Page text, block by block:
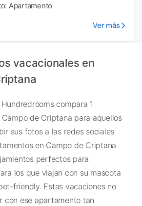
Apartamento
Ver más
vacacionales en
compara 1
de Criptana para aquellos
sus fotos a las redes sociales
en Campo de Criptana
perfectos para
los que viajan con su mascota
friendly. Estas vacaciones no
con ese apartamento tan